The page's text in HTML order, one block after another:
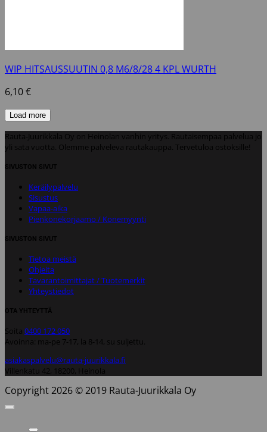
WIP HITSAUSSUUTIN 0,8 M6/8/28 4 KPL WURTH
6,10€
Load more
Rauta-Juurikkala Oy on Heinolan vanhin yritys. Rautaisempaa palvelua jo
yli sata vuotta. Olemme palveleva rautakauppa. Tervetuloa ostoksille!
SIVUSTON SIVUT
Keräilypalvelu
Sisustus
Vapaa-aika
Pienkonekorjaamo / Konemyynti
SIVUSTON SIVUT
Tietoa meistä
Ohjeita
Tavarantoimittajat / Tuotemerkit
Yhteystiedot
OTA YHTEYTTÄ
Soita 0400 172 050
Avoinna: ma-pe 7-17, la 8-14, su suljettu.
asiakaspalvelu@rauta-juurikkala.fi
Villenkatu 42, 18200, Heinola
Copyright 2026 © 2019 Rauta-Juurikkala Oy